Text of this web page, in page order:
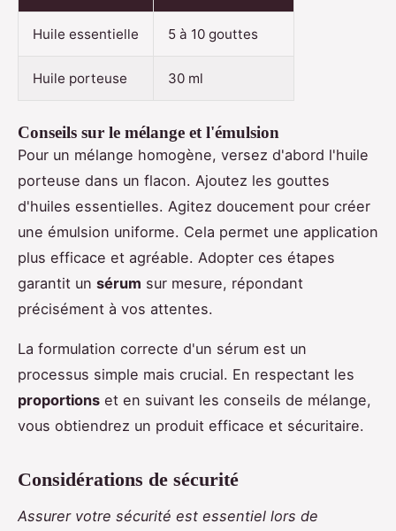
Huile essentielle 5 à 10 gouttes
Huile porteuse 30 ml
Conseils sur le mélange et l'émulsion
Pour un mélange homogène, versez d'abord l'huile
porteuse dans un flacon. Ajoutez les gouttes
d'huiles essentielles. Agitez doucement pour créer
une émulsion uniforme. Cela permet une application
plus efficace et agréable. Adopter ces étapes
garantit un sérum sur mesure, répondant
précisément à vos attentes.
La formulation correcte d'un sérum est un
processus simple mais crucial. En respectant les
proportions et en suivant les conseils de mélange,
vous obtiendrez un produit efficace et sécuritaire.
Considérations de sécurité
Assurer votre sécurité est essentiel lors de